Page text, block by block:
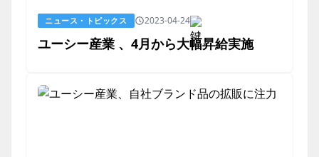
ニュース・トピックス 2023-04-24
ユーシー産業 、4月から大幅昇給実施